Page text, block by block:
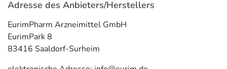
Adresse des Anbieters/Herstellers
EurimPharm Arzneimittel GmbH
EurimPark 8
83416 Saaldorf-Surheim